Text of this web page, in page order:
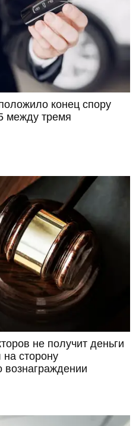
конец спору
между тремя
не получит деньги
сторону
вознаграждении